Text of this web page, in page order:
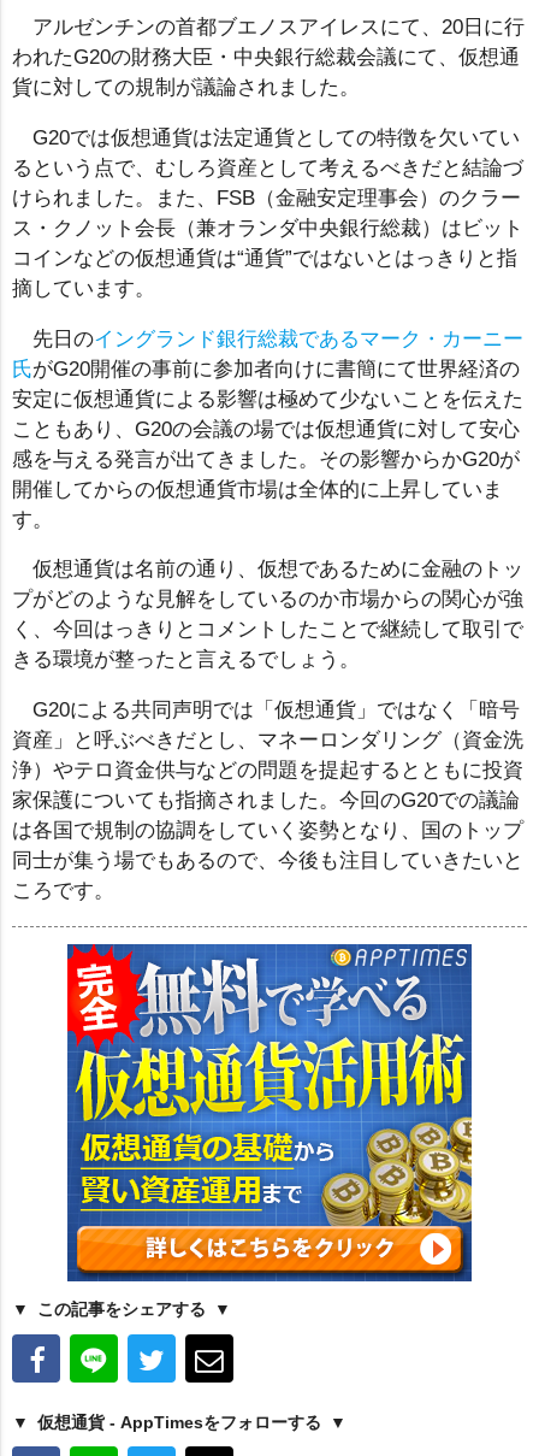
アルゼンチンの首都ブエノスアイレスにて、20日に行
われたG20の財務大臣・中央銀行総裁会議にて、仮想通
貨に対しての規制が議論されました。
G20では仮想通貨は法定通貨としての特徴を欠いてい
るという点で、むしろ資産として考えるべきだと結論づ
けられました。また、FSB（金融安定理事会）のクラー
ス・クノット会長（兼オランダ中央銀行総裁）はビット
コインなどの仮想通貨は“通貨”ではないとはっきりと指
摘しています。
先日のイングランド銀行総裁であるマーク・カーニー
氏がG20開催の事前に参加者向けに書簡にて世界経済の
安定に仮想通貨による影響は極めて少ないことを伝えた
こともあり、G20の会議の場では仮想通貨に対して安心
感を与える発言が出てきました。その影響からかG20が
開催してからの仮想通貨市場は全体的に上昇していま
す。
仮想通貨は名前の通り、仮想であるために金融のトッ
プがどのような見解をしているのか市場からの関心が強
く、今回はっきりとコメントしたことで継続して取引で
きる環境が整ったと言えるでしょう。
G20による共同声明では「仮想通貨」ではなく「暗号
資産」と呼ぶべきだとし、マネーロンダリング（資金洗
浄）やテロ資金供与などの問題を提起するとともに投資
家保護についても指摘されました。今回のG20での議論
は各国で規制の協調をしていく姿勢となり、国のトップ
同士が集う場でもあるので、今後も注目していきたいと
ころです。
この記事をシェアする
仮想通貨 - AppTimesをフォローする